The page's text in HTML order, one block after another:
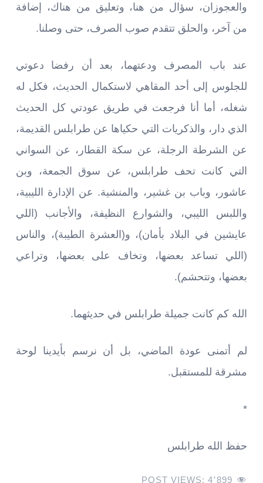
والعجوزان، سؤال من هنا، وتعليق من هناك، إضافة
من آخر، والحلق تتقدم صوب الصرف، حتى وصلنا.
عند باب المصرف ودعتهما، بعد أن رفضا دعوتي
للجلوس إلى أحد المقاهي لاستكمال الحديث، فكل له
شغله، أما أنا فرجعت في طريق عودتي كل الحديث
الذي دار، والذكريات التي حكياها عن طرابلس القديمة،
عن الشرطة الرجلة، عن سكة القطار، عن السواني
التي كانت تحف طرابلس، عن سوق الجمعة، وبن
عاشور، وباب بن غشير، والمنشية. عن الإدارة الليبية،
واللبس الليبي، والشوارع النظيفة، والأجانب (اللي
عايشين في البلاد بأمان)، و(العشرة الطيبة)، والناس
(اللي تساعد بعضها، وتخاف على بعضها، وتراعي
بعضها، وتتحشم).
الله كم كانت جميلة طرابلس في حديثهما.
لم أتمنى عودة الماضي، بل أن نرسم بأيدينا لوحة
مشرقة للمستقبل.
*
حفظ الله طرابلس
POST VIEWS: 4٬899